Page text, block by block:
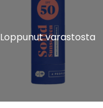
Loppunut varastosta